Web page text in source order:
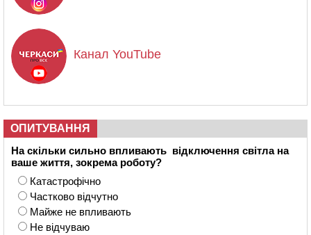
Канал YouTube
ОПИТУВАННЯ
На скільки сильно впливають відключення світла на
ваше життя, зокрема роботу?
Катастрофічно
Частково відчутно
Майже не впливають
Не відчуваю